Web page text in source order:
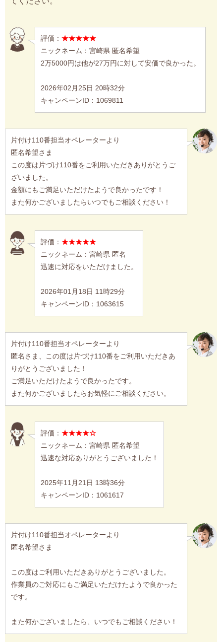
評価： ★★★★★
ニックネーム：宮崎県 匿名希望
2万5000円は他が27万円に対して安価で良かった。
2026年02月25日 20時32分
キャンペーンID：1069811
片付け110番担当オペレーターより
匿名希望さま
この度は片づけ110番をご利用いただきありがとうご
ざいました。
金額にもご満足いただけたようで良かったです！
また何かございましたらいつでもご相談ください！
評価： ★★★★★
ニックネーム：宮崎県 匿名
迅速に対応をいただけました。
2026年01月18日 11時29分
キャンペーンID：1063615
片付け110番担当オペレーターより
匿名さま、この度は片づけ110番をご利用いただきあ
りがとうございました！
ご満足いただけたようで良かったです。
また何かございましたらお気軽にご相談ください。
評価： ★★★★☆
ニックネーム：宮崎県 匿名希望
迅速な対応ありがとうございました！
2025年11月21日 13時36分
キャンペーンID：1061617
片付け110番担当オペレーターより
匿名希望さま
この度はご利用いただきありがとうございました。
作業員のご対応にもご満足いただけたようで良かった
です。
また何かございましたら、いつでもご相談ください！